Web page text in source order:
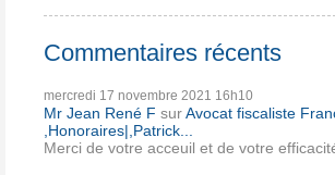
Commentaires récents
mercredi 17 novembre 2021 16h10
Mr Jean René F surAvocat fiscaliste
,Honoraires|,Patrick...
Merci de votre acceuil et de votre